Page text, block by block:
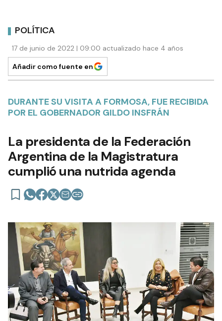
POLÍTICA
17 de junio de 2022 | 09:00 actualizado hace 4 años
Añadir como fuente en
DURANTE SU VISITA A FORMOSA, FUE RECIBIDA
POR EL GOBERNADOR GILDO INSFRÁN
La presidenta de la Federación
Argentina de la Magistratura
cumplió una nutrida agenda